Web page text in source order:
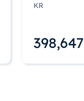
KR
398,648